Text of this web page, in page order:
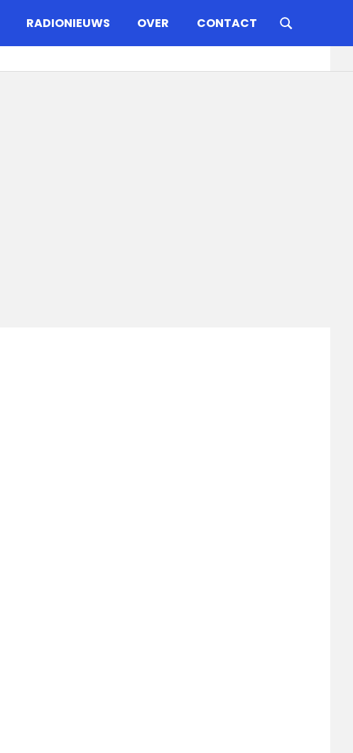
RADIONIEUWS OVER CONTACT